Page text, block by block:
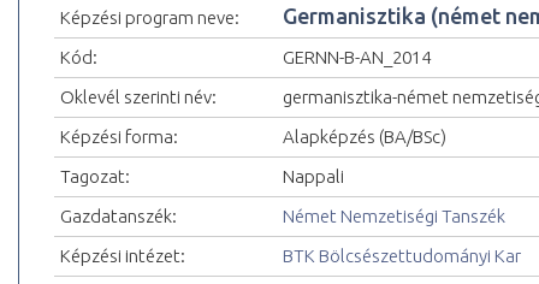
Képzési program neve: Germanisztika (német
Kód:
GERNN-B-AN_2014
Oklevél szerinti név:
germanisztika-német
Képzési forma:
Alapképzés (BA/BSc)
Tagozat:
Nappali
Gazdatanszék:
Német Nemzetiségi Tanszék
Képzési intézet:
BTK Bölcsészettudományi Kar